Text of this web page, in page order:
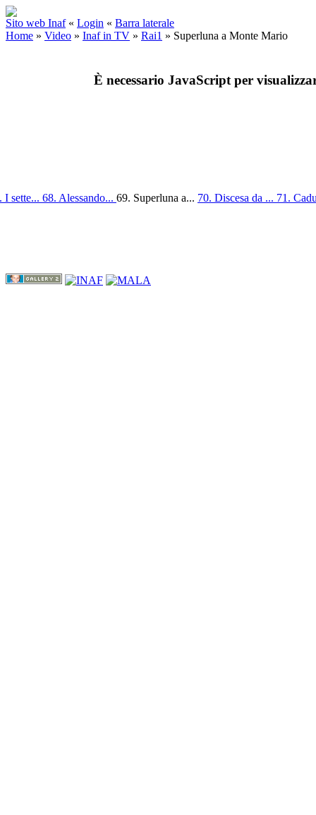
Sito web Inaf « Login « Barra laterale
Home » Video » Inaf in TV » Rai1 » Superluna a Monte Mario
È necessario JavaScript per
I sette... 68. Alessando... 69. Superluna a... 70. Discesa da ... 71.